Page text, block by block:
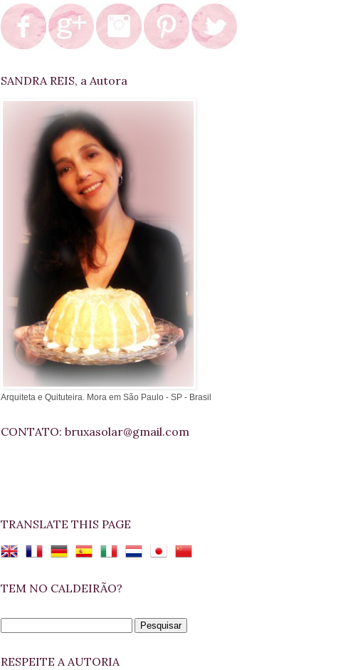
SANDRA REIS, a Autora
Arquiteta e Quituteira. Mora em São Paulo - SP - Brasil
CONTATO: bruxasolar@gmail.com
TRANSLATE THIS PAGE
TEM NO CALDEIRÃO?
RESPEITE A AUTORIA